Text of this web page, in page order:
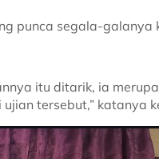
punca segala-galanya
itu ditarik, ia
tersebut,” katanya